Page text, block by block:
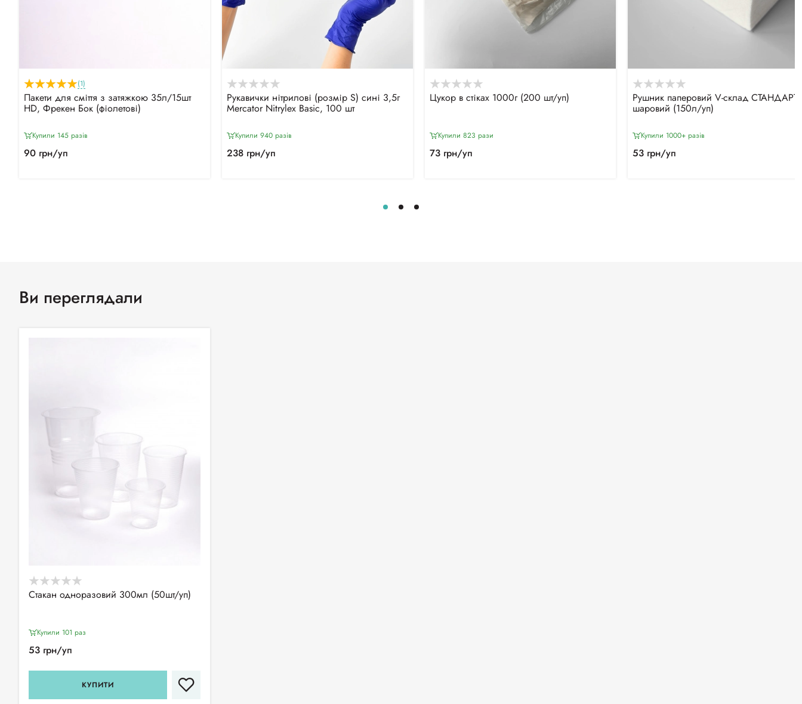
(1)
Пакети для сміття з затяжкою 35л/15шт
HD, Фрекен Бок (фіолетові)
Купили 145 разiв
90 грн/уп
Рукавички нітрилові (розмір S) сині 3,5г
Mercator Nitrylex Basic, 100 шт
Купили 940 разiв
238 грн/уп
Цукор в стіках 1000г (200 шт/уп)
Купили 823 рази
73 грн/уп
Рушник паперовий V-склад СТАНДАРТ,
шаровий (150л/уп)
Купили 1000+ разiв
53 грн/уп
Ви переглядали
Стакан одноразовий 300мл (50шт/уп)
Купили 101 раз
53 грн/уп
КУПИТИ